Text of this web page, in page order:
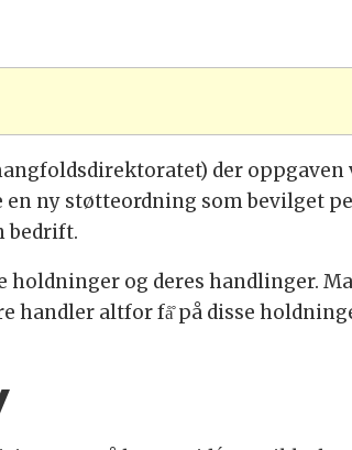
der
ny støtteordning som bevilget
bedrift.
og deres handlinger.
handler altfor få̊ på disse